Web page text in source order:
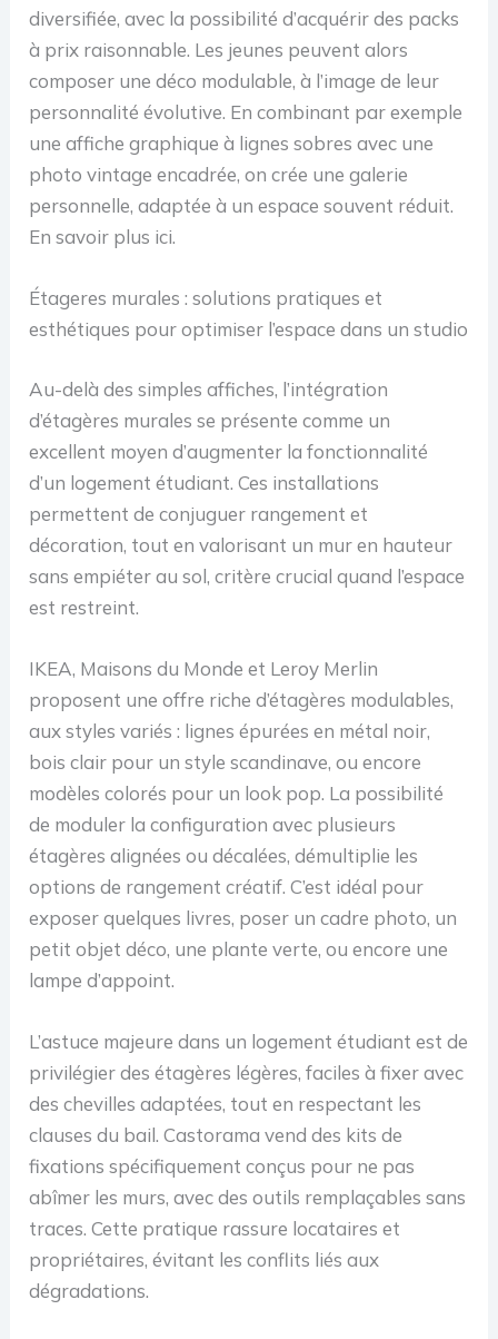
diversifiée, avec la possibilité d’acquérir des packs
à prix raisonnable. Les jeunes peuvent alors
composer une déco modulable, à l’image de leur
personnalité évolutive. En combinant par exemple
une affiche graphique à lignes sobres avec une
photo vintage encadrée, on crée une galerie
personnelle, adaptée à un espace souvent réduit.
En savoir plus ici.
Étageres murales : solutions pratiques et
esthétiques pour optimiser l’espace dans un studio
Au-delà des simples affiches, l’intégration
d’étagères murales se présente comme un
excellent moyen d’augmenter la fonctionnalité
d’un logement étudiant. Ces installations
permettent de conjuguer rangement et
décoration, tout en valorisant un mur en hauteur
sans empiéter au sol, critère crucial quand l’espace
est restreint.
IKEA, Maisons du Monde et Leroy Merlin
proposent une offre riche d’étagères modulables,
aux styles variés : lignes épurées en métal noir,
bois clair pour un style scandinave, ou encore
modèles colorés pour un look pop. La possibilité
de moduler la configuration avec plusieurs
étagères alignées ou décalées, démultiplie les
options de rangement créatif. C’est idéal pour
exposer quelques livres, poser un cadre photo, un
petit objet déco, une plante verte, ou encore une
lampe d’appoint.
L’astuce majeure dans un logement étudiant est de
privilégier des étagères légères, faciles à fixer avec
des chevilles adaptées, tout en respectant les
clauses du bail. Castorama vend des kits de
fixations spécifiquement conçus pour ne pas
abîmer les murs, avec des outils remplaçables sans
traces. Cette pratique rassure locataires et
propriétaires, évitant les conflits liés aux
dégradations.